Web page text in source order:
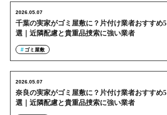
千葉の実家がゴミ屋敷に？片付け業者おすすめ5
選｜近隣配慮と貴重品捜索に強い業者
2026.05.07
ゴミ屋敷
奈良の実家がゴミ屋敷に？片付け業者おすすめ5
選｜近隣配慮と貴重品捜索に強い業者
2026.05.07